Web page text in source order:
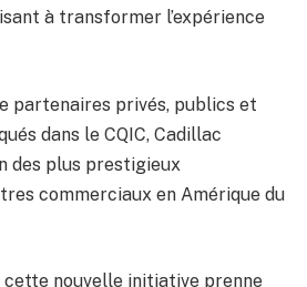
à transformer l’expérience
partenaires privés, publics et
dans le CQIC, Cadillac
des plus prestigieux
commerciaux en Amérique du
nouvelle initiative prenne